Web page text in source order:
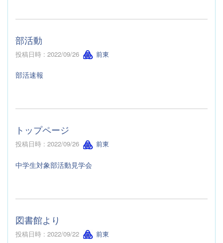
部活動
投稿日時 : 2022/09/26 前東
部活速報
トップページ
投稿日時 : 2022/09/26 前東
中学生対象部活動見学会
図書館より
投稿日時 : 2022/09/22 前東